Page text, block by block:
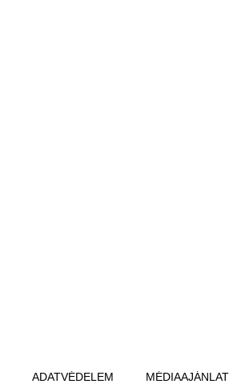
ADATVÉDELEM MÉDIAAJÁNLAT